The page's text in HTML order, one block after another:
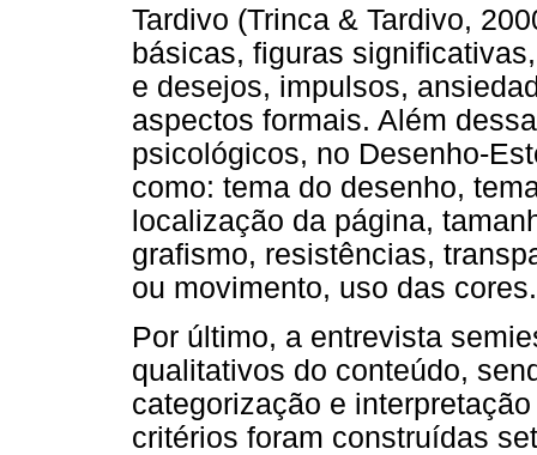
Tardivo (Trinca & Tardivo,
básicas, figuras
e desejos, impulsos,
aspectos formais. Além
psicológicos, no Desenho-
como: tema do desenho,
localização da página,
grafismo, resistências,
ou movimento, uso das cores.
Por último, a entrevista
qualitativos do conteúdo,
categorização e
critérios foram construídas